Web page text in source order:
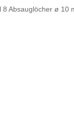
Absauglöcher ø 10